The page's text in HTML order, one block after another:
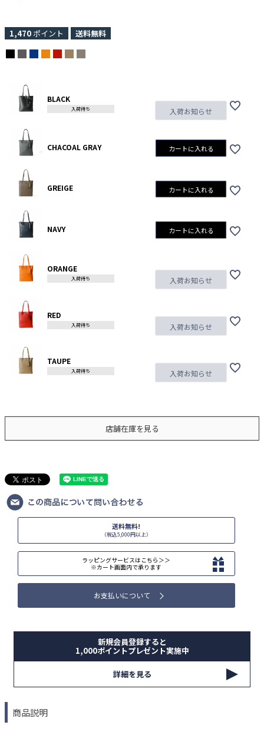
1,470 ポイント 送料無料
BLACK
入荷待ち 入荷お知らせ
CHACOAL GRAY カートに入れる
GREIGE カートに入れる
NAVY カートに入れる
ORANGE
入荷待ち 入荷お知らせ
RED
入荷待ち 入荷お知らせ
TAUPE
入荷待ち 入荷お知らせ
店舗在庫を見る
送料無料!
（税込5,000円以上）
ラッピングサービスはこちら＞＞
※カート画面内で承ります
お支払いについて
新規会員登録すると
1,000ポイントプレゼント実施中
詳細を見る
商品説明